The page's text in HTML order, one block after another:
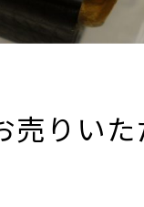
売りい